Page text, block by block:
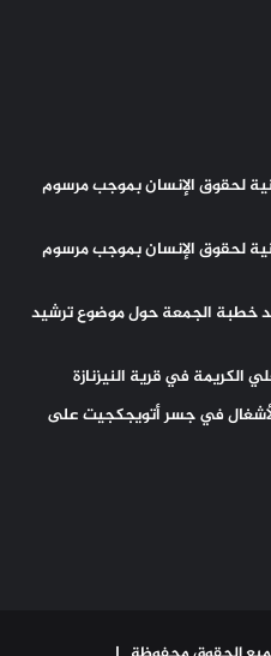
لحقوق الإنسان بموجب مرسوم
لحقوق الإنسان بموجب مرسوم
خطبة الجمعة حول موضوع ترشيد
الكريمة في قرية النيزنازة
الأشغال في جسر أتويجكجيت على